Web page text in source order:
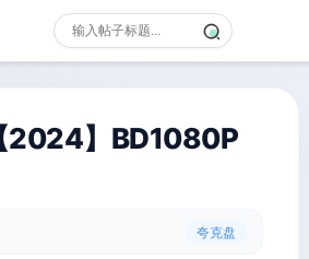
2024】BD1080P
夸克盘